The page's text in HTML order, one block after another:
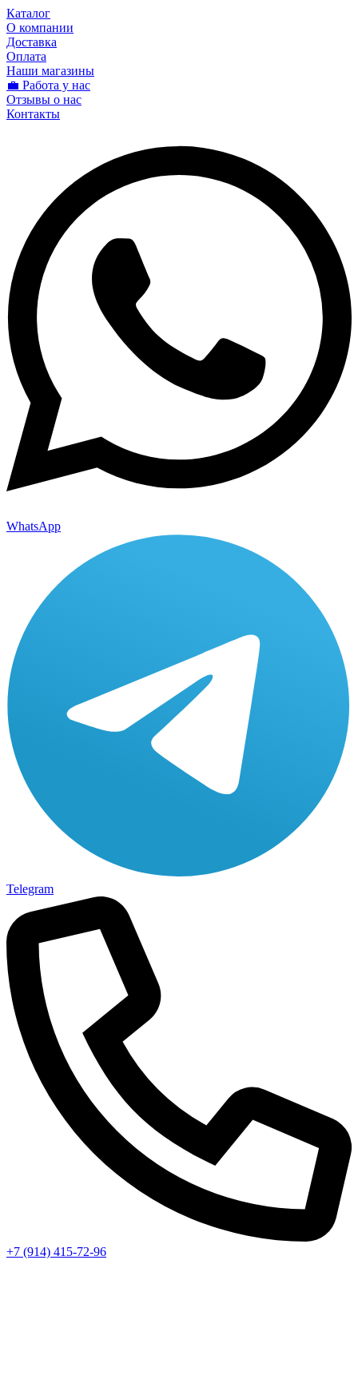
Каталог
О компании
Доставка
Оплата
Наши магазины
💼 Работа у нас
Отзывы о нас
Контакты
WhatsApp
Telegram
+7 (914) 415-72-96